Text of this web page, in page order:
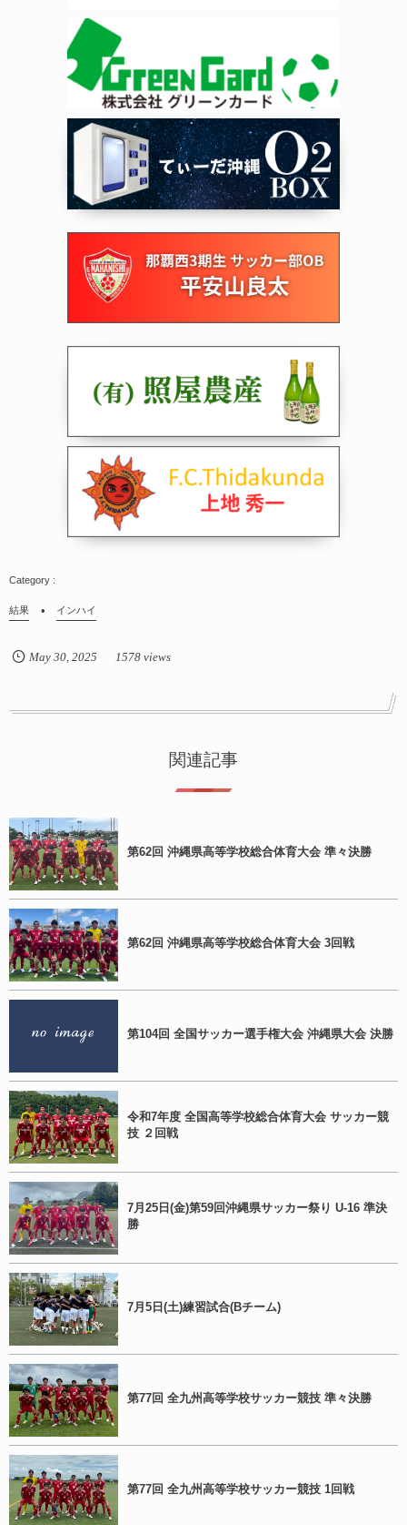
結果 インハイ
May 30, 2025 1578 views
関連記事
第62回 沖縄県高等学校総合体育大会 準々決勝
第62回 沖縄県高等学校総合体育大会 3回戦
第104回 全国サッカー選手権大会 沖縄県大会 決勝
令和7年度 全国高等学校総合体育大会 サッカー競
技 ２回戦
7月25日(金)第59回沖縄県サッカー祭り U-16 準決
勝
7月5日(土)練習試合(Bチーム)
第77回 全九州高等学校サッカー競技 準々決勝
第77回 全九州高等学校サッカー競技 1回戦